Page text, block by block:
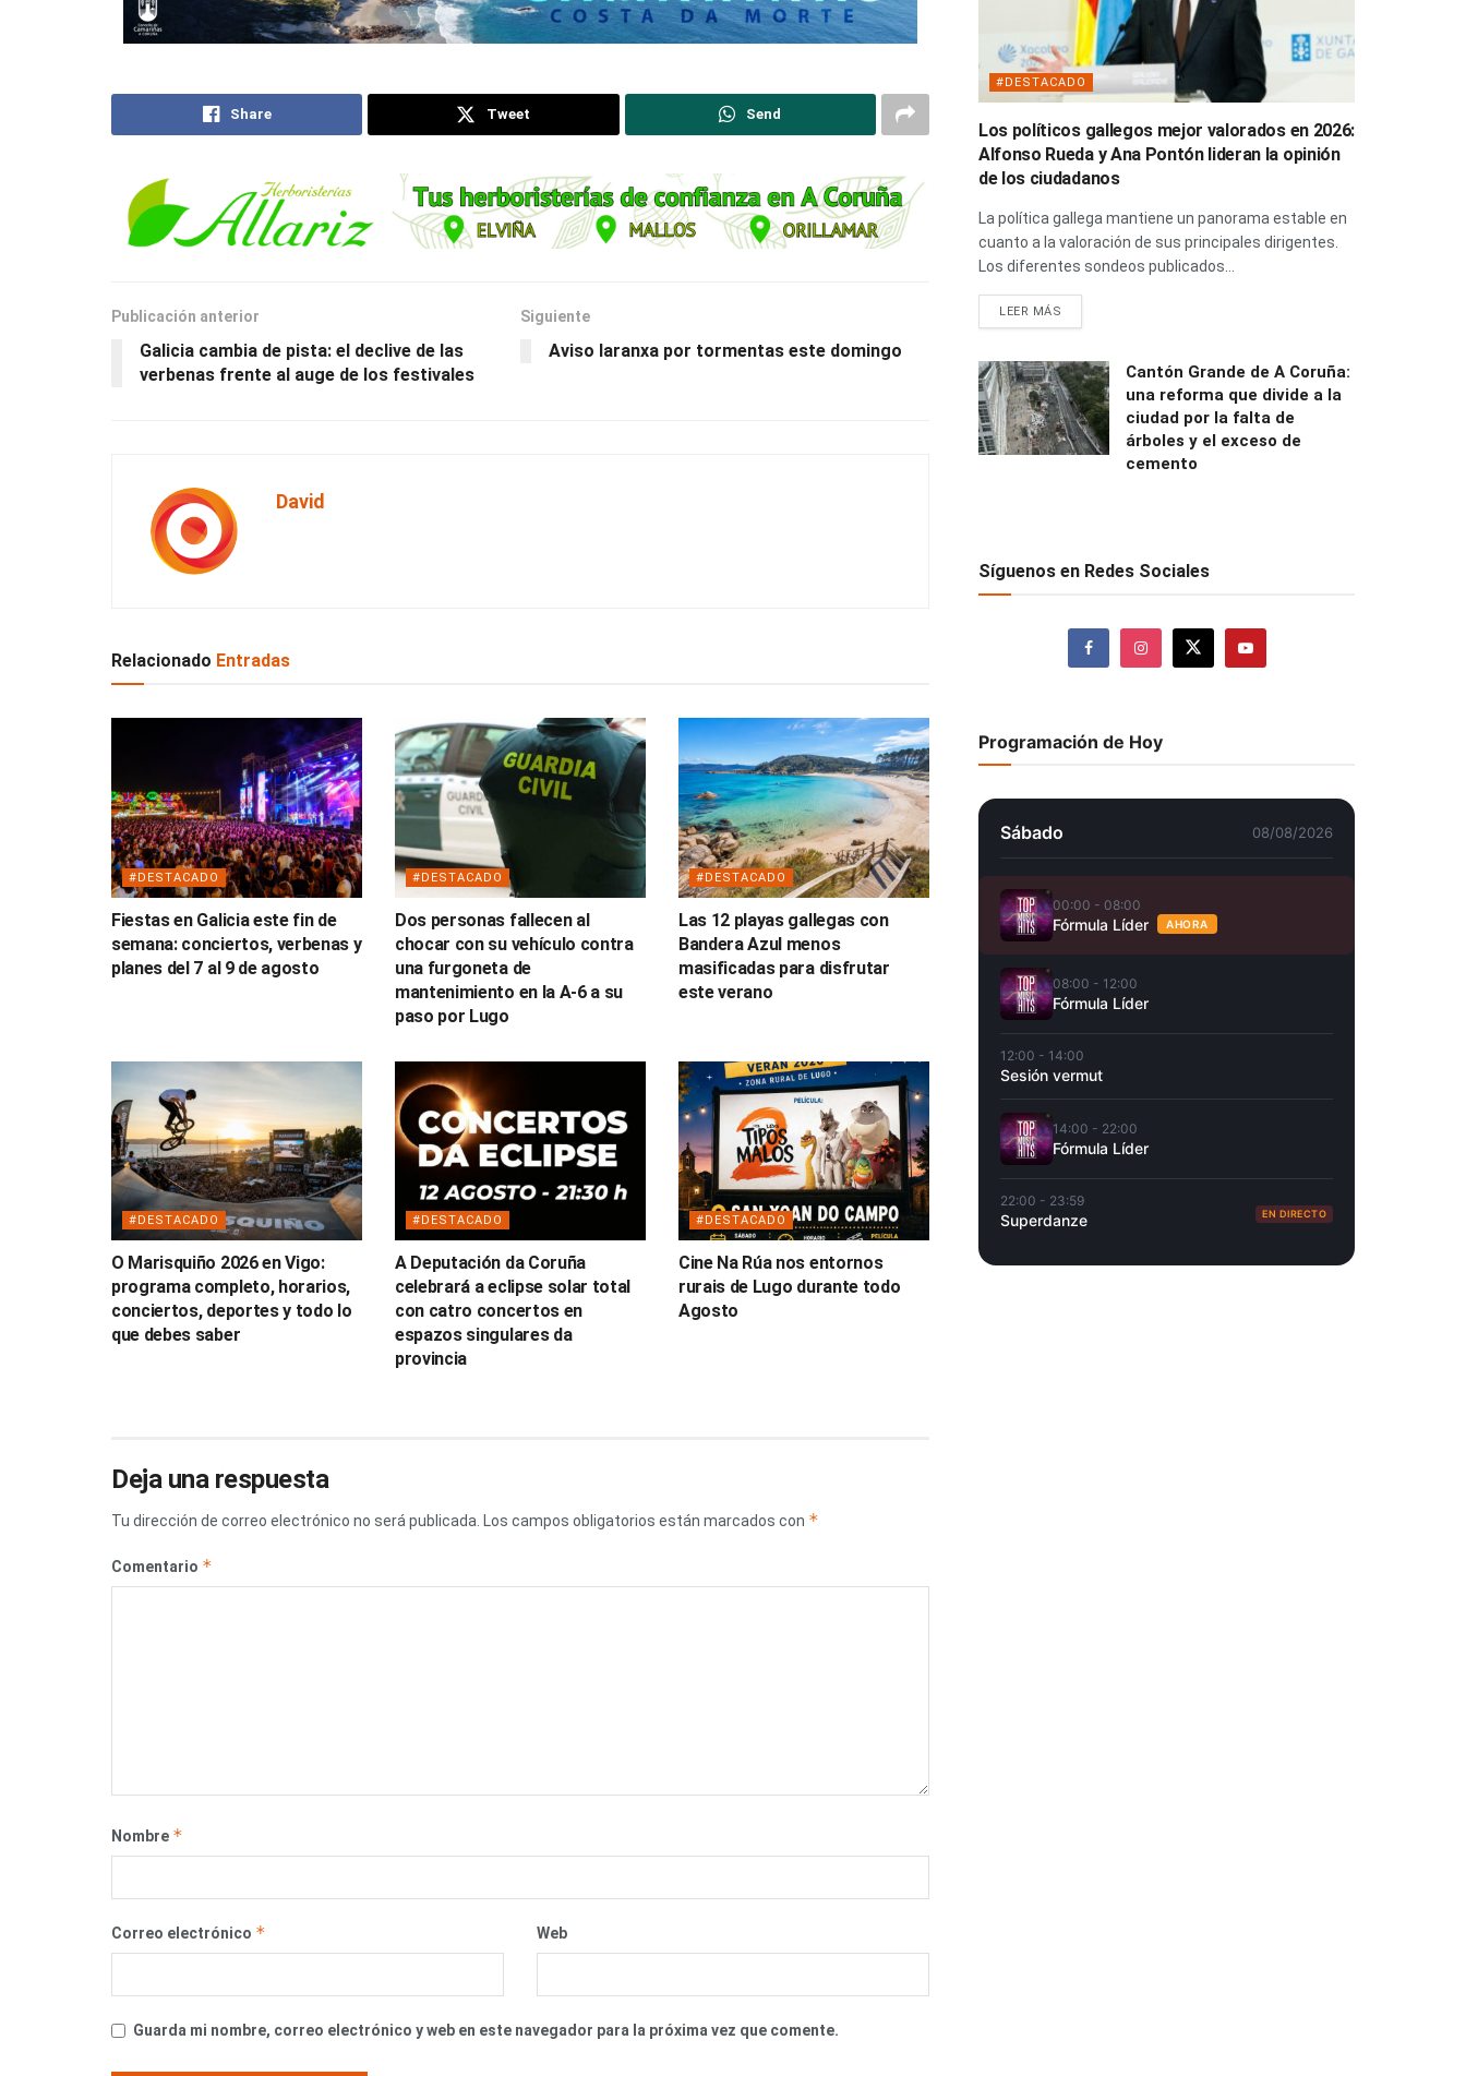
Share Tweet Send
Publicación anterior
Galicia cambia de pista: el declive de las
verbenas frente al auge de los festivales
Siguiente
Aviso laranxa por tormentas este domingo
David
Relacionado Entradas
#DESTACADO
Fiestas en Galicia este fin de
semana: conciertos, verbenas y
planes del 7 al 9 de agosto
#DESTACADO
Dos personas fallecen al
chocar con su vehículo contra
una furgoneta de
mantenimiento en la A-6 a su
paso por Lugo
#DESTACADO
Las 12 playas gallegas con
Bandera Azul menos
masificadas para disfrutar
este verano
#DESTACADO
O Marisquiño 2026 en Vigo:
programa completo, horarios,
conciertos, deportes y todo lo
que debes saber
#DESTACADO
A Deputación da Coruña
celebrará a eclipse solar total
con catro concertos en
espazos singulares da
provincia
#DESTACADO
Cine Na Rúa nos entornos
rurais de Lugo durante todo
Agosto
Deja una respuesta
Tu dirección de correo electrónico no será publicada. Los campos obligatorios están marcados con *
Comentario *
Nombre *
Correo electrónico * Web
Guarda mi nombre, correo electrónico y web en este navegador para la próxima vez que comente.
#DESTACADO
Los políticos gallegos mejor valorados en 2026:
Alfonso Rueda y Ana Pontón lideran la opinión
de los ciudadanos
La política gallega mantiene un panorama estable en
cuanto a la valoración de sus principales dirigentes.
Los diferentes sondeos publicados...
LEER MÁS
Cantón Grande de A Coruña:
una reforma que divide a la
ciudad por la falta de
árboles y el exceso de
cemento
Síguenos en Redes Sociales
Programación de Hoy
Sábado 08/08/2026
00:00 - 08:00
Fórmula Líder AHORA
08:00 - 12:00
Fórmula Líder
12:00 - 14:00
Sesión vermut
14:00 - 22:00
Fórmula Líder
22:00 - 23:59
Superdanze EN DIRECTO